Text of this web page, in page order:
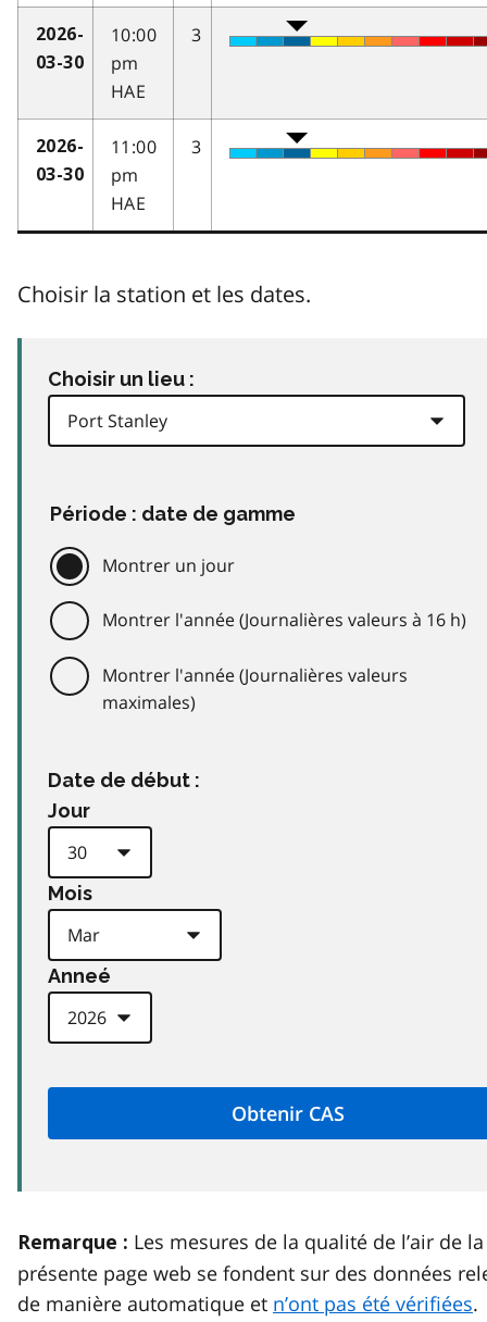
2026-
03-30
10:00
pm
HAE
3
2026-
03-30
11:00
pm
HAE
3
Choisir la station et les dates.
Choisir un lieu :
Période : date de gamme
Montrer un jour
Montrer l'année (Journalières valeurs à 16 h)
Montrer l'année (Journalières valeurs
maximales)
Date de début :
Jour
Mois
Anneé
Remarque : Les mesures de la qualité de l’air de la
présente page web se fondent sur des données
de manière automatique et n’ont pas été vérifiées.